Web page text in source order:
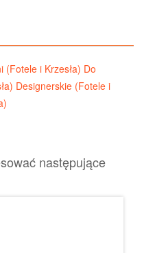
(Fotele i Krzesła) Do
Designerskie (Fotele i
następujące